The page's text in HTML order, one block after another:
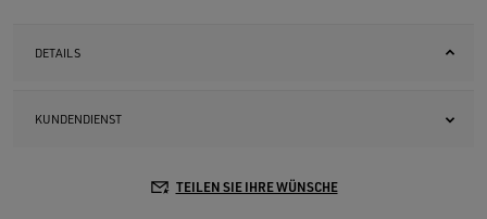
DETAILS
KUNDENDIENST
TEILEN SIE IHRE WÜNSCHE